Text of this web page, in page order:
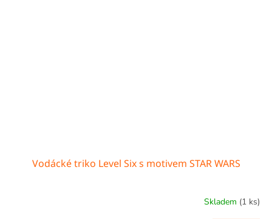
Vodácké triko Level Six s motivem STAR WARS
Skladem (1 ks)